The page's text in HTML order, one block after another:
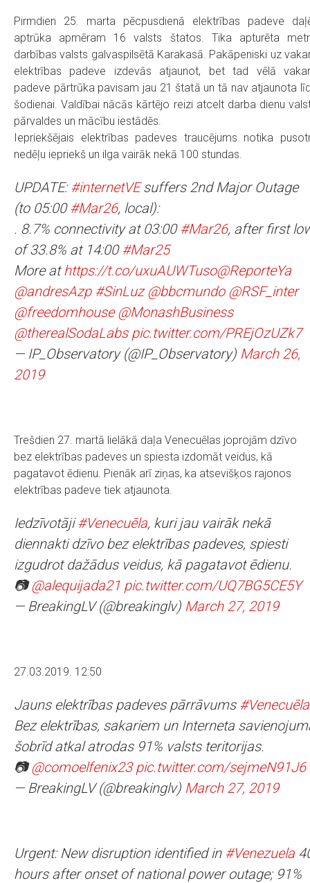
Pirmdien 25. marta pēcpusdienā elektrības padeve
aptrūka apmēram 16 valsts štatos. Tika apturēta
darbības valsts galvaspilsētā Karakasā. Pakāpeniski uz
elektrības padeve izdevās atjaunot, bet tad vēlā
padeve pārtrūka pavisam jau 21 štatā un tā nav atjaunota
šodienai. Valdībai nācās kārtējo reizi atcelt darba dienu
pārvaldes un mācību iestādēs.
Iepriekšējais elektrības padeves traucējums notika
nedēļu iepriekš un ilga vairāk nekā 100 stundas.
UPDATE: #internetVEsuffers 2nd Major Outage
(to 05:00 #Mar26, local):
. 8.7% connectivity at 03:00 #Mar26, after first
of 33.8% at 14:00 #Mar25
More athttps://t.co/uxuAUWTuso@ReporteYa
@andresAzp #SinLuz @bbcmundo @RSF_inter
@freedomhouse @MonashBusiness
@therealSodaLabs pic.twitter.com/PREjOzUZk7
— IP_Observatory (@IP_Observatory) March 26,
2019
Trešdien 27. martā lielākā daļa Venecuēlas joprojām dzīvo
bez elektrības padeves un spiesta izdomāt veidus, kā
pagatavot ēdienu. Pienāk arī ziņas, ka atsevišķos rajonos
elektrības padeve tiek atjaunota.
Iedzīvotāji#Venecuēla, kuri jau vairāk nekā
diennakti dzīvo bez elektrības padeves, spiesti
izgudrot dažādus veidus, kā pagatavot ēdienu.
📷@alequijada21 pic.twitter.com/UQ7BG5CE5Y
— BreakingLV (@breakinglv) March 27, 2019
27.03.2019. 12:50
Jauns elektrības padeves pārrāvums #Venecuēla
Bez elektrības, sakariem un Interneta
šobrīd atkal atrodas 91% valsts teritorijas.
📷@comoelfenix23 pic.twitter.com/sejmeN91J6
— BreakingLV (@breakinglv) March 27, 2019
Urgent: New disruption identified in #Venezuela
hours after onset of national power outage; 91%